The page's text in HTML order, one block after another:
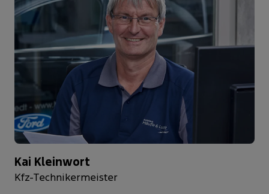
Kai Kleinwort
Kfz-Technikermeister